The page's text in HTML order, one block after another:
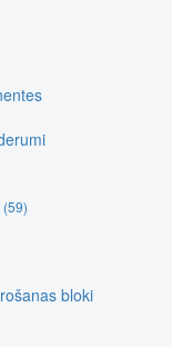
(59)
bloki